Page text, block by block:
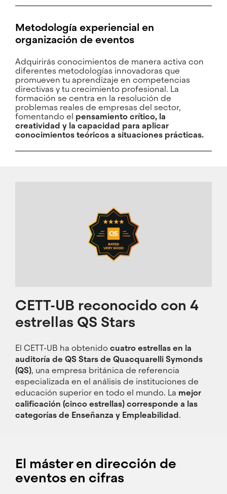
Metodología experiencial en
organización de eventos
Adquirirás conocimientos de manera activa con
diferentes metodologías innovadoras que
promueven tu aprendizaje en competencias
directivas y tu crecimiento profesional. La
formación se centra en la resolución de
problemas reales de empresas del sector,
fomentando el pensamiento crítico, la
creatividad y la capacidad para aplicar
conocimientos teóricos a situaciones prácticas.
CETT-UB reconocido con 4
estrellas QS Stars
El CETT-UB ha obtenidocuatro estrellas en la
auditoría de QS Stars de Quacquarelli Symonds
(QS), una empresa británica de referencia
especializada en el análisis de instituciones de
educación superior en todo el mundo. La mejor
calificación (cinco estrellas) corresponde a las
categorías de Enseñanza y Empleabilidad.
El máster en dirección de
eventos en cifras